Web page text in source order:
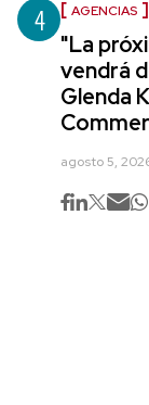
4 AGENCIAS
"La
vendrá
Glenda
agosto 5,